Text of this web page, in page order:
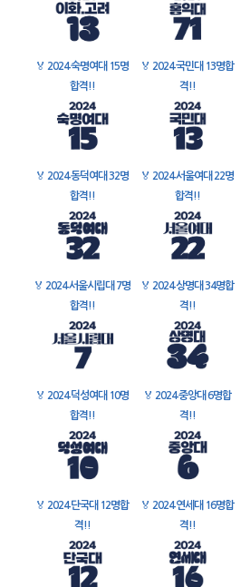
🏅 2024 숙명여대 15명
합격!!
🏅 2024 국민대 13명합
격!!
🏅 2024 동덕여대 32명
합격!!
🏅 2024 서울여대 22명
합격!!
🏅 2024 서울시립대 7명
합격!!
🏅 2024 상명대 34명합
격!!
🏅 2024 덕성여대 10명
합격!!
🏅 2024 중앙대 6명합
격!!
🏅 2024 단국대 12명합
격!!
🏅 2024 연세대 16명합
격!!